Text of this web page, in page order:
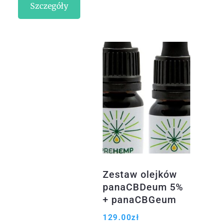
Szczegóły
Zestaw olejków
panaCBDeum 5%
+ panaCBGeum
5%
129.00zł